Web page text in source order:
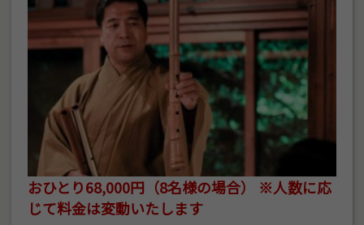
おひとり68,000円（8名様の場合） ※人数に応
じて料金は変動いたします